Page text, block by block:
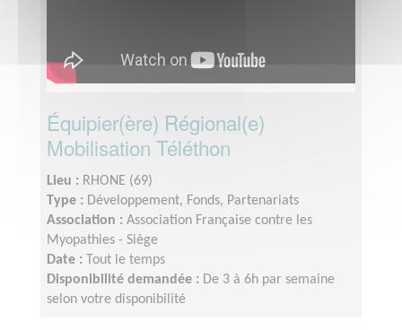
Équipier(ère) Régional(e)
Mobilisation Téléthon
Lieu : RHONE (69)
Type : Développement, Fonds, Partenariats
Association : Association Française contre les
Myopathies - Siège
Date :
Tout le temps
Disponibilité demandée : De 3 à 6h par semaine
selon votre disponibilité